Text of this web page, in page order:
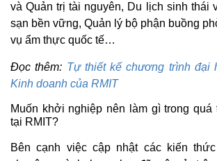
và Quản trị tài nguyên, Du lịch sinh thái
sạn bền vững, Quản lý bộ phận buồng
vụ ẩm thực quốc tế…
Đọc thêm: Tự thiết kế chương trình đại
Kinh doanh của RMIT
Muốn khởi nghiệp nên làm gì trong quá
tại RMIT?
Bên cạnh việc cập nhật các kiến